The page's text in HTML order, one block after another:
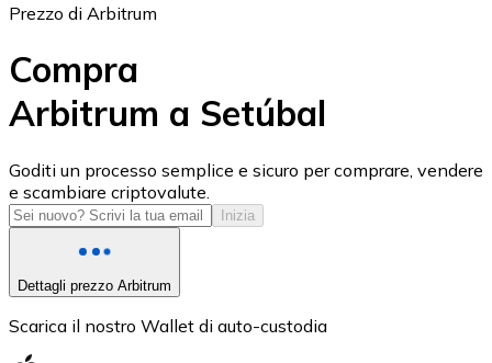
USD Coin
USDC
Prezzo di Arbitrum
Compra
Arbitrum a Setúbal
Goditi un processo semplice e sicuro per comprare, vendere
e scambiare criptovalute.
Inizia
Dettagli prezzo Arbitrum
Scarica il nostro Wallet di auto-custodia